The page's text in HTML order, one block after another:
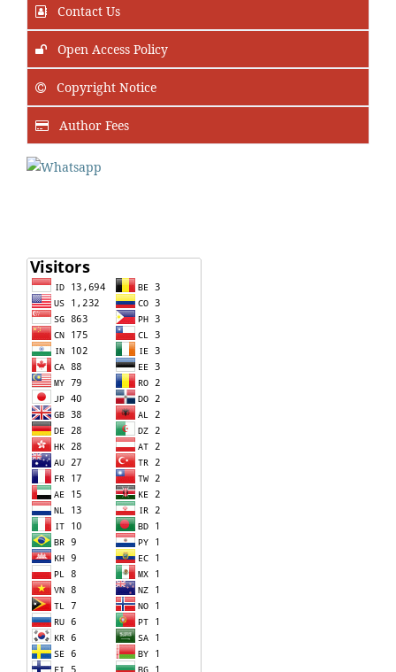
Contact Us
Open Access Policy
Copyright Notice
Author Fees